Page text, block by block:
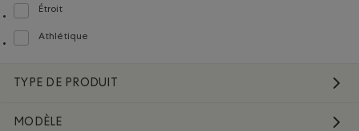
Étroit
Classer selon Coupe : Étroit(Slim)
Athlétique
Classer selon Coupe : Athlétique(Athletic)
TYPE DE PRODUIT
MODÈLE